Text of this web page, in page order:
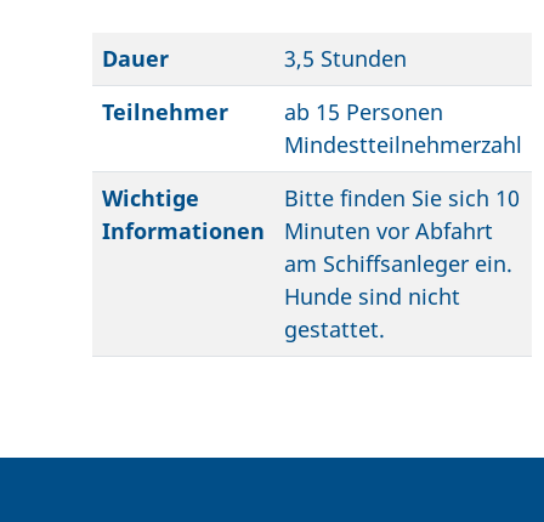
Dauer
3,5 Stunden
Teilnehmer
ab 15 Personen
Mindestteilnehmerzahl
Wichtige
Informationen
Bitte finden Sie sich 10
Minuten vor Abfahrt
am Schiffsanleger ein.
Hunde sind nicht
gestattet.